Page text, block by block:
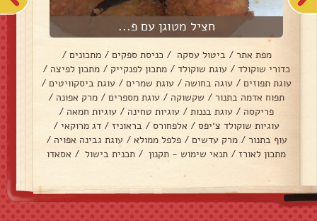
חציל מטוגן עם פ...
מפת אתר / ביטול עסקה / כניסת ספקים / מתכונים /
כדורי שוקולד / עוגת שוקולד / מתכון לפנקייק / מתכון לפיצה /
עוגת תפוזים / עוגה בחושה / עוגת שמרים / עוגת ביסקוויטים /
תפוח אדמה בתנור / שקשוקה / עוגת מספרים / מרק אפונה /
פריקסה / עוגת בננות / עוגיות טחינה / עוגיות חמאה /
עוגיות שוקולד צ׳יפס / אלפחורס / בראוניז / דג מרוקאי /
עוף בתנור / מרק עדשים / פלפל ממולא / עוגת גבינה אפויה /
מתכון לאורז / תנאי שימוש - תקנון / תכנית בישול / אסאדו